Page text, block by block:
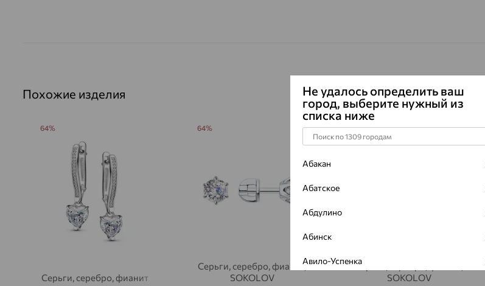
Похожие изделия
Серьги, серебро, фианит
64%
Серьги, серебро, фианит,
SOKOLOV
64%
Серьги, серебро, фианит,
SOKOLOV
64%
Не удалось определить ваш
город, выберите нужный из
списка ниже
Абакан
Абатское
Абдулино
Абинск
Авило-Успенка